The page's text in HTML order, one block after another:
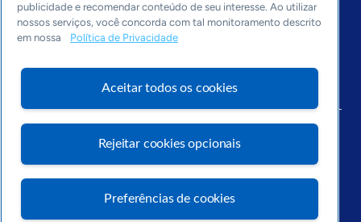
Economia & Política
Inovação & Tecnologia
Visite o Portal Sebrae
publicidade e recomendar conteúdo de seu interesse. Ao utilizar
nossos serviços, você concorda com tal monitoramento descrito
em nossa
Política de Privacidade
Aceitar todos os cookies
Rejeitar cookies opcionais
Preferências de cookies